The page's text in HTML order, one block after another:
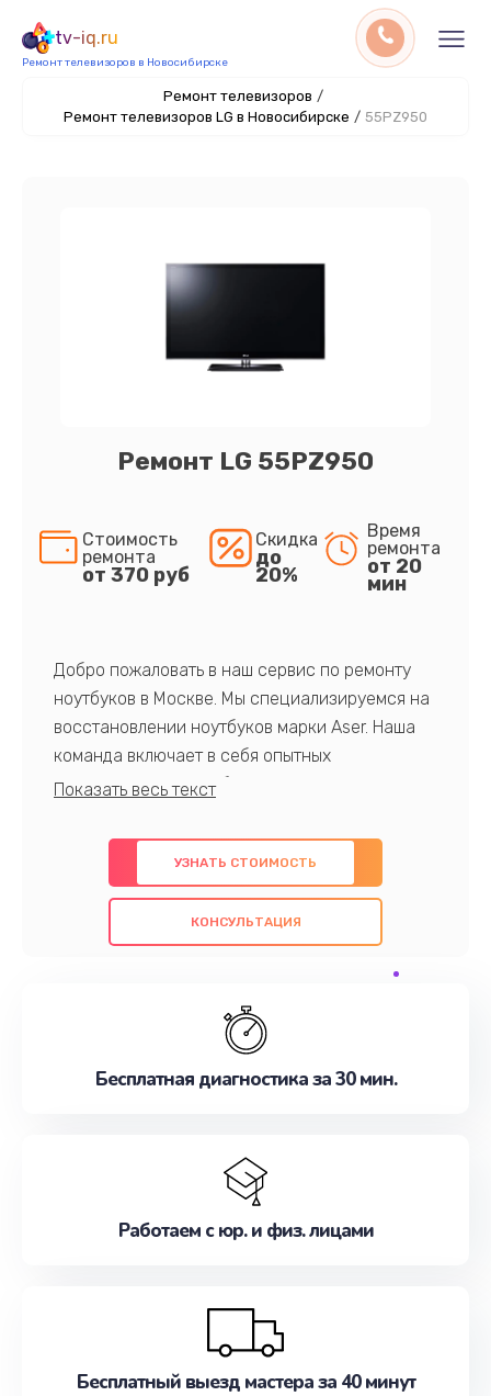
tv-iq.ru
Ремонт телевизоров в Новосибирске
Ремонт телевизоров /
Ремонт телевизоров LG в Новосибирске / 55PZ950
Ремонт LG 55PZ950
Стоимость
ремонта
от 370 руб
Скидка
до
20%
Время
ремонта
от 20
мин
Добро пожаловать в наш сервис по ремонту
ноутбуков в Москве. Мы специализируемся на
восстановлении ноутбуков марки Aser. Наша
команда включает в себя опытных
профессионалов с обширными знаниями и
предлагаем быстрый и качественный ремонт с
использованием оригинальных компонентов, а
также гарантируем качество всех
проведенных работ. Наша цель - предоставить
обслуживание, удовлетворяя их потребности
наилучшим образом. Не медлите записаться на
УЗНАТЬ СТОИМОСТЬ
КОНСУЛЬТАЦИЯ
Бесплатная диагностика за 30 мин.
Работаем с юр. и физ. лицами
Бесплатный выезд мастера за 40 минут